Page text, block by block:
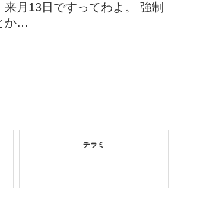
月13日ですってわよ。 強制
か…
チラミ